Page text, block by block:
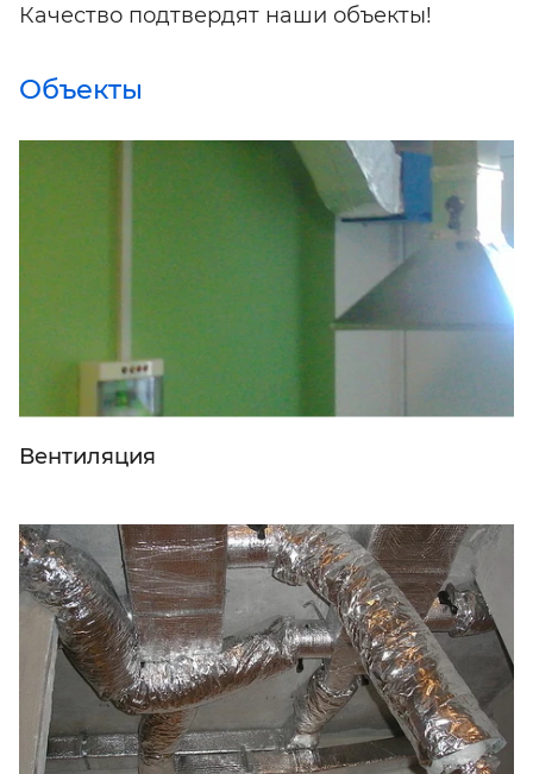
Качество подтвердят наши объекты!
Объекты
Вентиляция